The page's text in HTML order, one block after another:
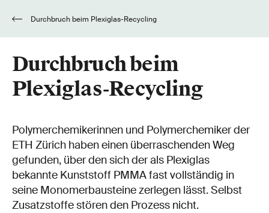
Durchbruch beim Plexiglas-Recycling
Durchbruch beim
Plexiglas-Recycling
Polymerchemikerinnen und Polymerchemiker der
ETH Zürich haben einen überraschenden Weg
gefunden, über den sich der als Plexiglas
bekannte Kunststoff PMMA fast vollständig in
seine Monomerbausteine zerlegen lässt. Selbst
Zusatzstoffe stören den Prozess nicht.